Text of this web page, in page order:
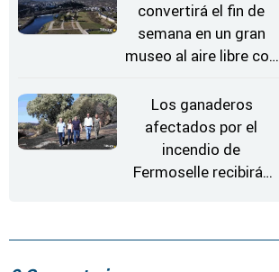
convertirá el fin de
semana en un gran
museo al aire libre con
Los ganaderos
afectados por el
incendio de
Fermoselle recibirán